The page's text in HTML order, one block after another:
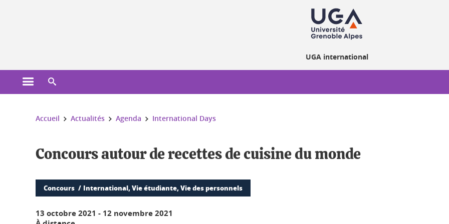
UGA international
Ouvrir le menu principal
Vous êtes ici :
Accueil Actualités Agenda International Days
Concours autour de recettes de cuisine du monde
Concours International, Vie étudiante, Vie des personnels
13 octobre 2021 - 12 novembre 2021